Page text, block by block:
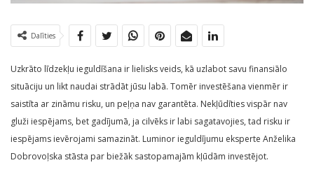
Dalīties
Uzkrāto līdzekļu ieguldīšana ir lielisks veids, kā uzlabot savu finansiālo
situāciju un likt naudai strādāt jūsu labā. Tomēr investēšana vienmēr ir
saistīta ar zināmu risku, un peļņa nav garantēta. Nekļūdīties vispār nav
gluži iespējams, bet gadījumā, ja cilvēks ir labi sagatavojies, tad risku ir
iespējams ievērojami samazināt. Luminor ieguldījumu eksperte Anželika
Dobrovoļska stāsta par biežāk sastopamajām kļūdām investējot.